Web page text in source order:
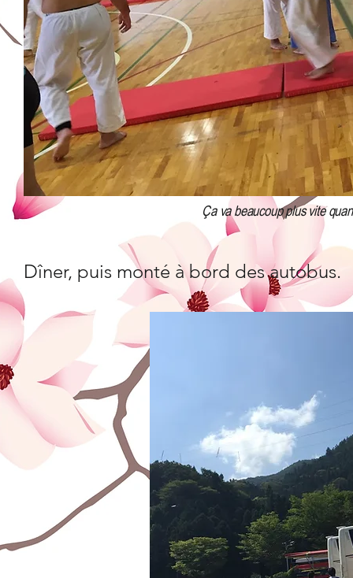
Ça va beaucoup plus vite
Dîner, puis monté à bord des autobus.